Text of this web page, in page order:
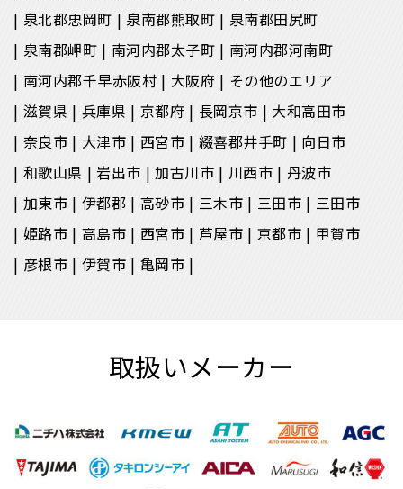
泉北郡忠岡町
泉南郡熊取町
泉南郡田尻町
泉南郡岬町
南河内郡太子町
南河内郡河南町
南河内郡千早赤阪村
大阪府
その他のエリア
滋賀県
兵庫県 京都府 長岡京市
大和高田市
奈良市
大津市 西宮市 綴喜郡井手町
向日市
和歌山県
岩出市 加古川市 川西市
丹波市
加東市
伊都郡 高砂市 三木市 三田市
三田市
姫路市
高島市 西宮市 芦屋市 京都市
甲賀市
彦根市
伊賀市 亀岡市
取扱いメーカー